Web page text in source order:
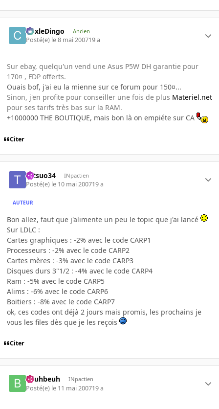
CoxleDingo Ancien
Posté(e) le 8 mai 200719 a
Sur ebay, quelqu'un vend une Asus P5W DH garantie pour
170¤ , FDP offerts.
Ouais bof, j'ai eu la mienne sur ce forum pour 150¤...
Sinon, j'en profite pour conseiller une fois de plus Materiel.net
pour ses tarifs très bas sur la RAM.
+1000000 THE BOUTIQUE, mais bon là on empiéte sur CA
Citer
tetsuo34 INpactien
Posté(e) le 10 mai 200719 a
AUTEUR
Bon allez, faut que j'alimente un peu le topic que j'ai lancé
Sur LDLC :
Cartes graphiques : -2% avec le code CARP1
Processeurs : -2% avec le code CARP2
Cartes mères : -3% avec le code CARP3
Disques durs 3"1/2 : -4% avec le code CARP4
Ram : -5% avec le code CARP5
Alims : -6% avec le code CARP6
Boitiers : -8% avec le code CARP7
ok, ces codes ont déjà 2 jours mais promis, les prochains je
vous les files dès que je les reçois
Citer
beuhbeuh INpactien
Posté(e) le 11 mai 200719 a